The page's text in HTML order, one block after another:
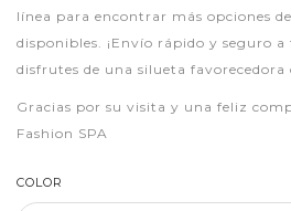
línea para encontrar más opciones
disponibles. ¡Envío rápido y seguro
disfrutes de una silueta favorecedora
Gracias por su visita y una feliz
Fashion SPA
COLOR